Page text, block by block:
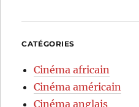
CATÉGORIES
Cinéma africain
Cinéma américain
Cinéma anglais